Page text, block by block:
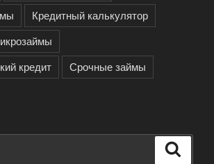
Кредитный калькулятор
кредит
Срочные займы